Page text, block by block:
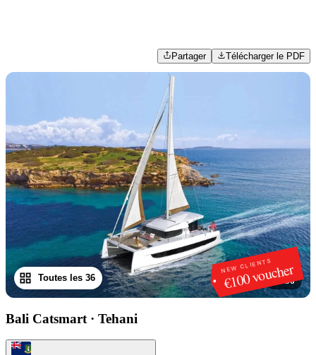
Partager Télécharger le PDF
NEW CLIENTS
€100 voucher
1/36
Toutes les 36
Bali Catsmart · Tehani